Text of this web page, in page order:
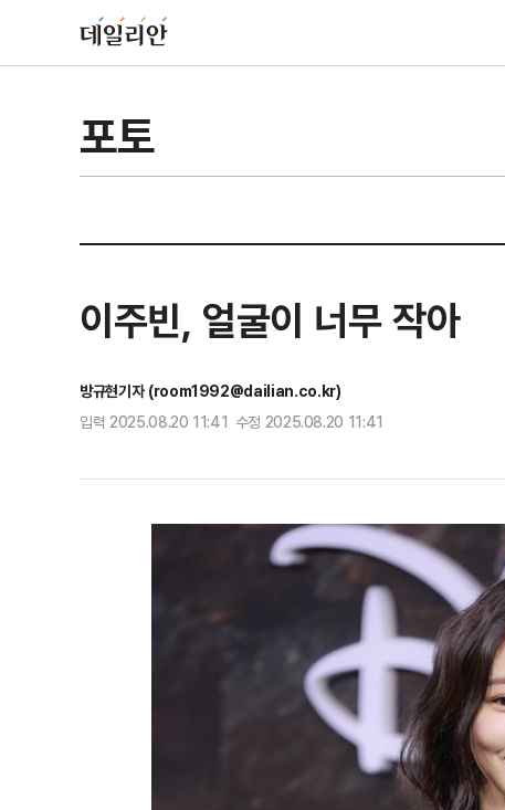
포토
이주빈, 얼굴이 너무 작아
방규현기자 (room1992@dailian.co.kr)
입력 2025.08.20 11:41 수정 2025.08.20 11:41